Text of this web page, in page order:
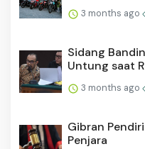
3 months ago
Sidang
Untung saat
3 months ago
Gibran
Penjara